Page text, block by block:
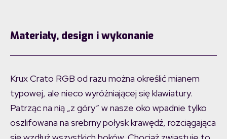
Materiały, design i wykonanie
Krux Crato RGB od razu można określić mianem
typowej, ale nieco wyróżniającej się klawiatury.
Patrząc na nią „z góry” w nasze oko wpadnie tylko
oszlifowana na srebrny połysk krawędź, rozciągająca